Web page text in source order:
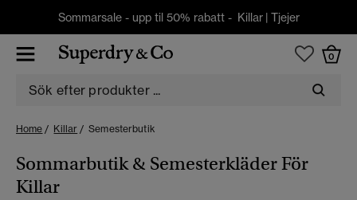
Sommarsale - upp til 50% rabatt - Killar| Tjejer
0
Home Killar Semesterbutik
Sommarbutik & Semesterkläder För
Killar